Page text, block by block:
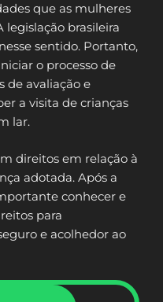
que as mulheres
legislação brasileira
sentido. Portanto,
o processo de
de avaliação e
a visita de crianças
lar.
direitos em relação à
adotada. Após a
conhecer e
para
e acolhedor ao